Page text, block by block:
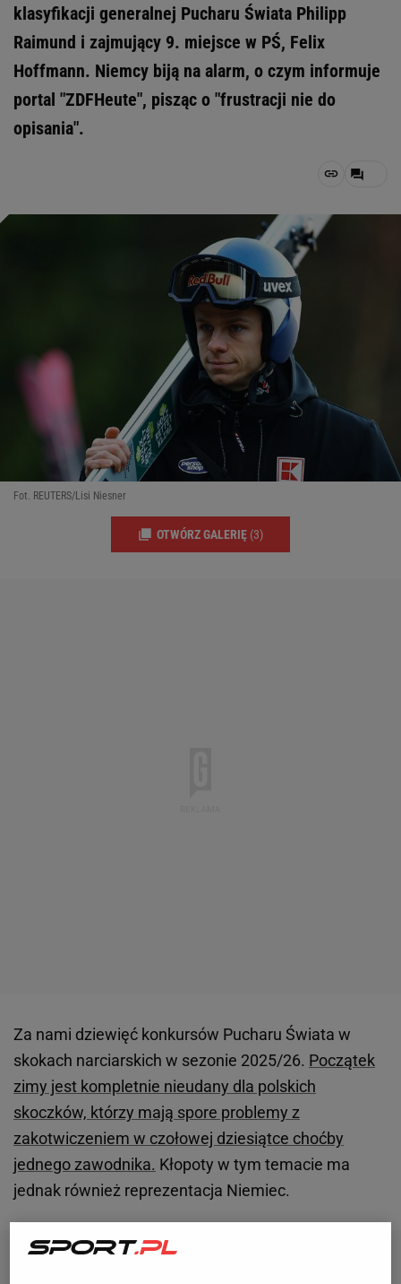
klasyfikacji generalnej Pucharu Świata Philipp
Raimund i zajmujący 9. miejsce w PŚ, Felix
Hoffmann. Niemcy biją na alarm, o czym informuje
portal "ZDFHeute", pisząc o "frustracji nie do
opisania".
Fot. REUTERS/Lisi Niesner
OTWÓRZ GALERIĘ (3)
Za nami dziewięć konkursów Pucharu Świata w
skokach narciarskich w sezonie 2025/26. Początek
zimy jest kompletnie nieudany dla polskich
skoczków, którzy mają spore problemy z
zakotwiczeniem w czołowej dziesiątce choćby
jednego zawodnika. Kłopoty w tym temacie ma
jednak również reprezentacja Niemiec.